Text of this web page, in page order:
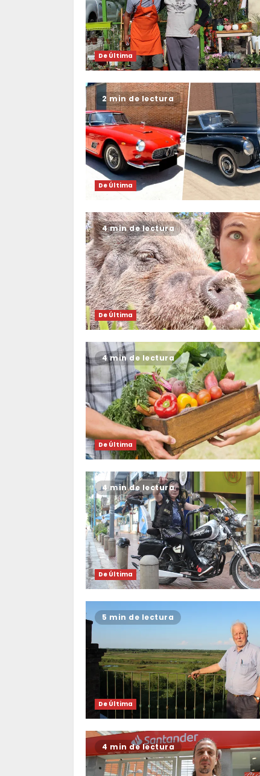
De Última
2 min de lectura
De Última
4 min de lectura
De Última
4 min de lectura
De Última
4 min de lectura
De Última
5 min de lectura
De Última
4 min de lectura